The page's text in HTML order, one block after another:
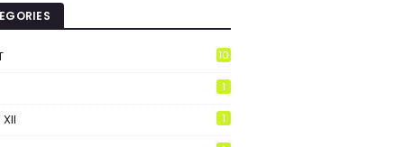
10
1
1